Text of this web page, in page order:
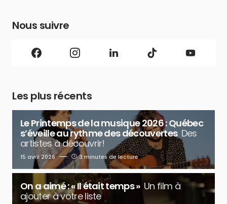
Nous suivre
Les plus récents
Le Printemps de la musique 2026 : Québec
s’éveille au rythme des découvertes Des
artistes à découvrir!
15 avril 2026 3 minutes de lecture
On a aimé : « Il était temps » Un film à
ajouter à votre liste